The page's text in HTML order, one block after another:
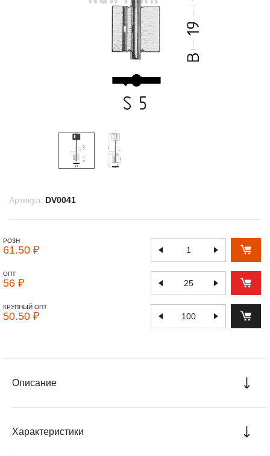
Артикул: DV0041
РОЗН
61.50 ₽
ОПТ
56 ₽
КРУПНЫЙ ОПТ
50.50 ₽
Описание
Характеристики